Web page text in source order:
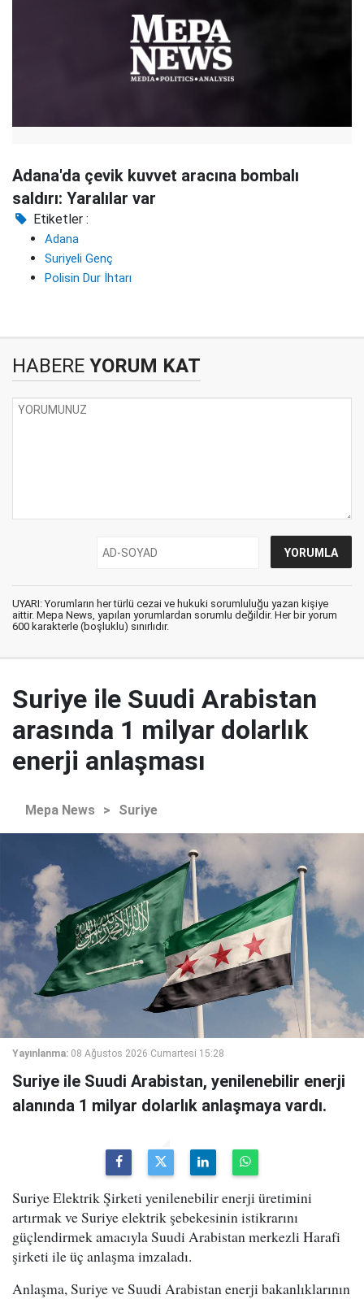
Adana'da çevik kuvvet aracına bombalı
saldırı: Yaralılar var
Etiketler :
Adana
Suriyeli Genç
Polisin Dur İhtarı
HABERE YORUM KAT
UYARI: Yorumların her türlü cezai ve hukuki sorumluluğu yazan kişiye
aittir. Mepa News, yapılan yorumlardan sorumlu değildir. Her bir yorum
600 karakterle (boşluklu) sınırlıdır.
Suriye ile Suudi Arabistan
arasında 1 milyar dolarlık
enerji anlaşması
Mepa News > Suriye
Yayınlanma: 08 Ağustos 2026 Cumartesi 15:28
Suriye ile Suudi Arabistan, yenilenebilir enerji
alanında 1 milyar dolarlık anlaşmaya vardı.
Suriye Elektrik Şirketi yenilenebilir enerji üretimini
artırmak ve Suriye elektrik şebekesinin istikrarını
güçlendirmek amacıyla Suudi Arabistan merkezli Harafi
şirketi ile üç anlaşma imzaladı.
Anlaşma, Suriye ve Suudi Arabistan enerji bakanlıklarının